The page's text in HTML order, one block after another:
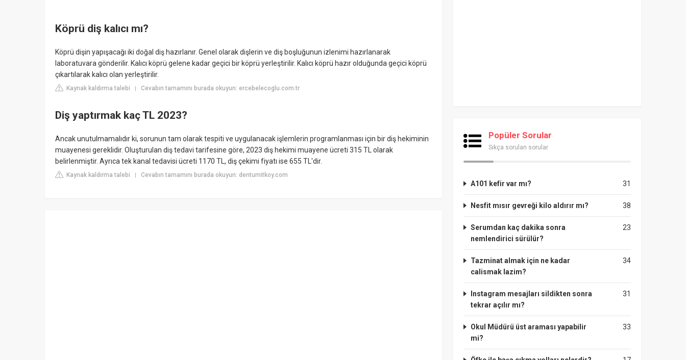
Köprü diş kalıcı mı?
Köprü dişin yapışacağı iki doğal diş hazırlanır. Genel olarak dişlerin ve diş boşluğunun izlenimi hazırlanarak
laboratuvara gönderilir. Kalıcı köprü gelene kadar geçici bir köprü yerleştirilir. Kalıcı köprü hazır olduğunda geçici köprü
çıkartılarak kalıcı olan yerleştirilir.
Kaynak kaldırma talebi | Cevabın tamamını burada okuyun: ercebelecoglu.com.tr
Diş yaptırmak kaç TL 2023?
Ancak unutulmamalıdır ki, sorunun tam olarak tespiti ve uygulanacak işlemlerin programlanması için bir diş hekiminin
muayenesi gereklidir. Oluşturulan diş tedavi tarifesine göre, 2023 diş hekimi muayene ücreti 315 TL olarak
belirlenmiştir. Ayrıca tek kanal tedavisi ücreti 1170 TL, diş çekimi fiyatı ise 655 TL'dir.
Kaynak kaldırma talebi | Cevabın tamamını burada okuyun: dentumitkoy.com
Popüler Sorular
Sıkça sorulan sorular
31
A101 kefir var mı?
38
Nesfit mısır gevreği kilo aldırır mı?
23
Serumdan kaç dakika sonra
nemlendirici sürülür?
34
Tazminat almak için ne kadar
calismak lazim?
31
Instagram mesajları sildikten sonra
tekrar açılır mı?
33
Okul Müdürü üst araması yapabilir
mi?